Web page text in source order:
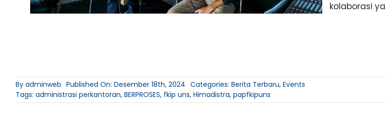
kolaborasi
By adminweb Published On: Desember 18th, 2024 Categories: Berita Terbaru, Events
Tags: administrasi perkantoran, BERPROSES, fkip uns, Himadistra, papfkipuns